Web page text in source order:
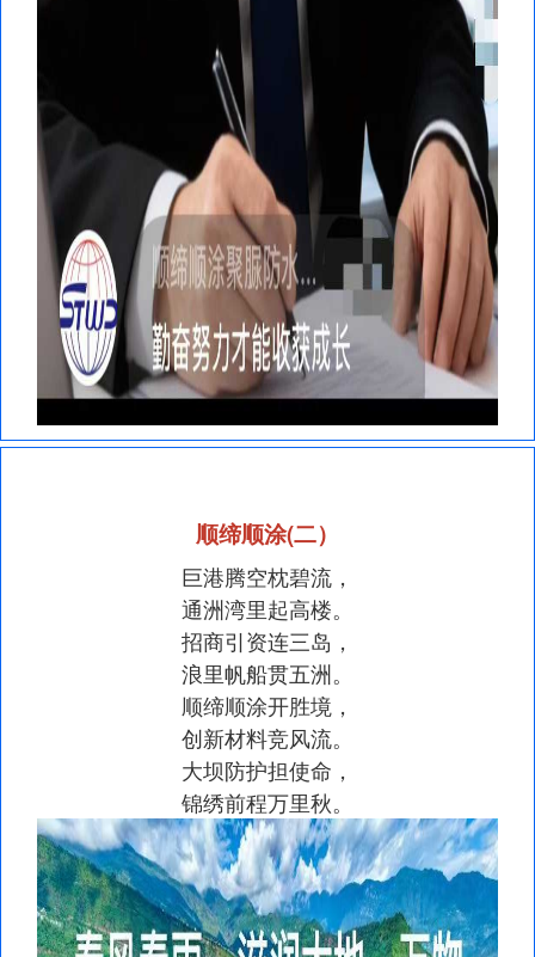
顺缔顺涂(二）
巨港腾空枕碧流，
通洲湾里起高楼。
招商引资连三岛，
浪里帆船贯五洲。
顺缔顺涂开胜境，
创新材料竞风流。
大坝防护担使命，
锦绣前程万里秋。